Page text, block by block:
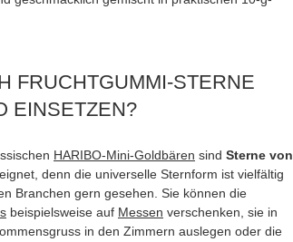
FRUCHTGUMMI-STERNE
EINSETZEN?
HARIBO-Mini-Goldbären sind Sterne von
denn die universelle Sternform ist vielfältig
Branchen gern gesehen. Sie können die
beispielsweise auf Messen verschenken, sie in
in den Zimmern auslegen oder die